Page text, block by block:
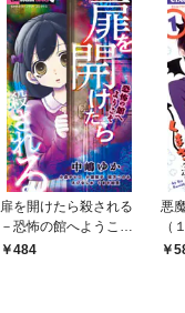
扉を開けたら殺される
－恐怖の館へようこそ
－484
悪
（